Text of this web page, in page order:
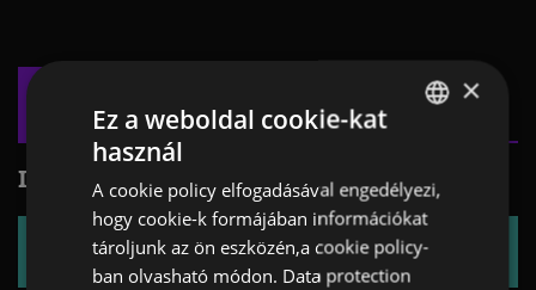
INTERSPORT
FLYER
GERMAN
AT
BULGARIAN
×
Ez a weboldal cookie-kat
használ
A cookie policy elfogadásával engedélyezi,
hogy cookie-k formájában információkat
tároljunk az ön eszközén,a cookie policy-
ban olvasható módon. Data protection